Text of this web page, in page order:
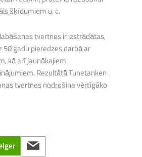
šķīdumiem u. c.
tvertnes ir izstrādātas,
gadu pieredzes darbā ar
kā arī jaunākajiem
Rezultātā Tunetanken
tvertnes nodrošina vērtīgāko